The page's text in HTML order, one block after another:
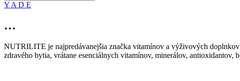
Y A D E
…
NUTRILITE je najpredávanejšia značka vitamínov a výživových
zdravého bytia, vrátane esenciálnych vitamínov, minerálov,